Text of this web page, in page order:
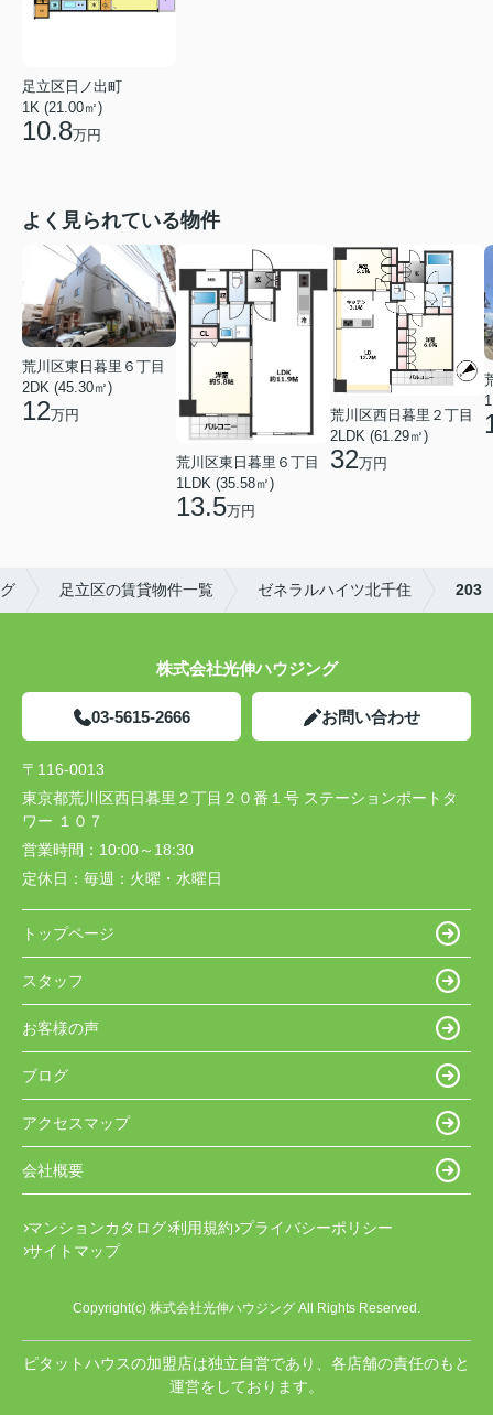
足立区日ノ出町
1K (21.00㎡)
10.8万円
よく見られている物件
荒川区東日暮里６丁目
2DK (45.30㎡)
12万円
荒川区東日暮里６丁目
1LDK (35.58㎡)
13.5万円
荒川区西日暮里２丁目
2LDK (61.29㎡)
32万円
足立区の賃貸物件一覧 ゼネラルハイツ北千住 203
株式会社光伸ハウジング
03-5615-2666 お問い合わせ
〒116-0013
東京都荒川区西日暮里２丁目２０番１号 ステーションポートタ
ワー １０７
営業時間： 10:00～18:30
定休日： 毎週：火曜・水曜日
トップページ
スタッフ
お客様の声
ブログ
アクセスマップ
会社概要
マンションカタログ 利用規約 プライバシーポリシー
サイトマップ
Copyright(c) 株式会社光伸ハウジング All Rights Reserved.
ピタットハウスの加盟店は独立自営であり、各店舗の責任のもと
運営をしております。